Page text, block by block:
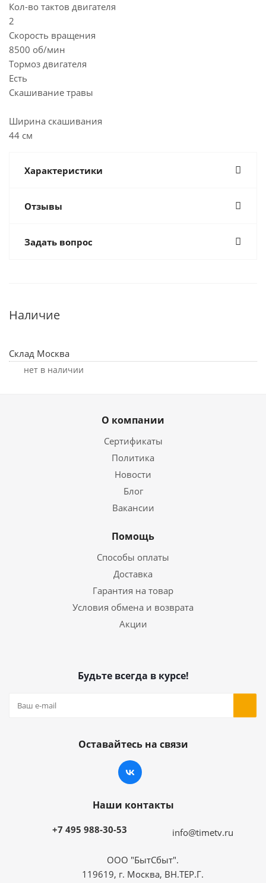
Кол-во тактов двигателя
2
Скорость вращения
8500 об/мин
Тормоз двигателя
Есть
Скашивание травы
Ширина скашивания
44 см
Характеристики
Отзывы
Задать вопрос
Наличие
Склад Москва
Нет в наличии
О компании
Сертификаты
Политика
Новости
Блог
Вакансии
Помощь
Способы оплаты
Доставка
Гарантия на товар
Условия обмена и возврата
Акции
Будьте всегда в курсе!
Оставайтесь на связи
Наши контакты
+7 495 988-30-53 info@timetv.ru
ООО "БытСбыт".
119619, г. Москва, ВН.ТЕР.Г.